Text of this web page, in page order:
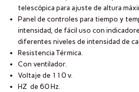
telescópica para ajuste de altura
Panel de controles para tiempo y
intensidad, de fácil uso con
diferentes niveles de intensidad de
Resistencia Térmica.
Con ventilador.
Voltaje de 110 v.
HZ de 60 Hz.